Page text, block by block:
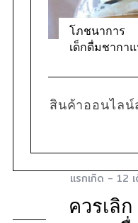
โภชนาการ
เด็กดื่มชากา
สินค้าออนไล
แรกเกิด - 12
ควรเลิ